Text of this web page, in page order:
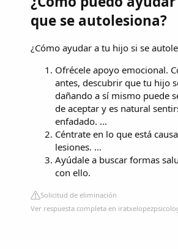
que se autolesiona?
¿Cómo ayudar a tu hijo si se
Ofrécele apoyo emocional.
antes, descubrir que tu hijo
dañando a sí mismo puede
de aceptar y es natural
enfadado. ...
Céntrate en lo que está
lesiones. ...
Ayúdale a buscar formas
con ello.
Solicitud de eliminación
Ver respuesta completa en